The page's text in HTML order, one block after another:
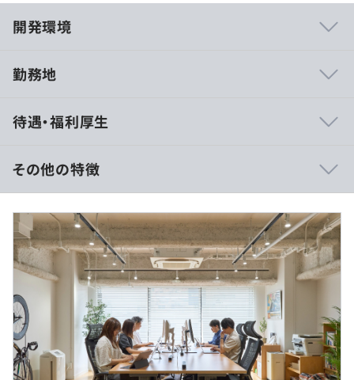
開発環境
(AI・バックエンド・フロントエンド)を積むことができま
・新しい技術やツール導入の裁量も大きいです。GitHub
CopilotやCodeRabbit等のAIツールを使用しています。
・トップがエンジニアなのでエンジニアドリブンで開発を
進めていくことができます。
【SaaS事業 (自社サービス)】
■Booster（ブースター） : BtoBのSNSマーケティングツ
ール(SaaS)
※2023年に売却し、現在新規サービス開発中です
勤務地
待遇・福利厚生
（※想定年収は年収提示額を保証するものではありません）
■10:00 ~ 19:00
※1日の実労働時間：8時間
休憩時間：休憩60分 ※昼食時間は自由に取ることができ
ます
平均残業時間：平均20時間／月
その他の特徴